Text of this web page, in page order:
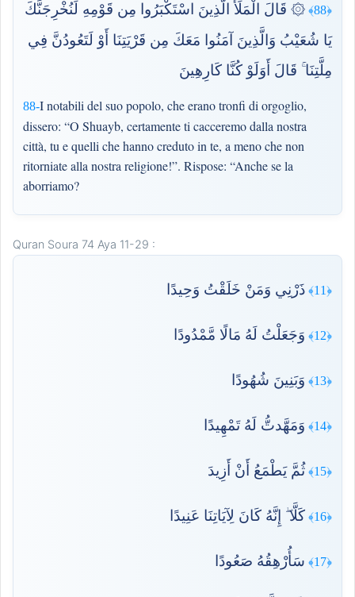
﴿88﴾
۞ قَالَ الْمَلَأُ الَّذِينَ اسْتَكْبَرُوا مِن قَوْمِهِ لَنُخْرِجَنَّكَ
يَا شُعَيْبُ وَالَّذِينَ آمَنُوا مَعَكَ مِن قَرْيَتِنَا أَوْ لَتَعُودُنَّ فِي
مِلَّتِنَا ۚ قَالَ أَوَلَوْ كُنَّا كَارِهِينَ
88-I notabili del suo popolo, che erano tronfi di orgoglio,
dissero: “O Shuayb, certamente ti cacceremo dalla nostra
città, tu e quelli che hanno creduto in te, a meno che non
ritorniate alla nostra religione!”. Rispose: “Anche se la
aborriamo?
Quran Soura 74 Aya 11-29 :
﴿11﴾ ذَرْنِي وَمَنْ خَلَقْتُ وَحِيدًا
﴿12﴾ وَجَعَلْتُ لَهُ مَالًا مَّمْدُودًا
﴿13﴾ وَبَنِينَ شُهُودًا
﴿14﴾ وَمَهَّدتُّ لَهُ تَمْهِيدًا
﴿15﴾ ثُمَّ يَطْمَعُ أَنْ أَزِيدَ
﴿16﴾ كَلَّا ۖ إِنَّهُ كَانَ لِآيَاتِنَا عَنِيدًا
﴿17﴾ سَأُرْهِقُهُ صَعُودًا